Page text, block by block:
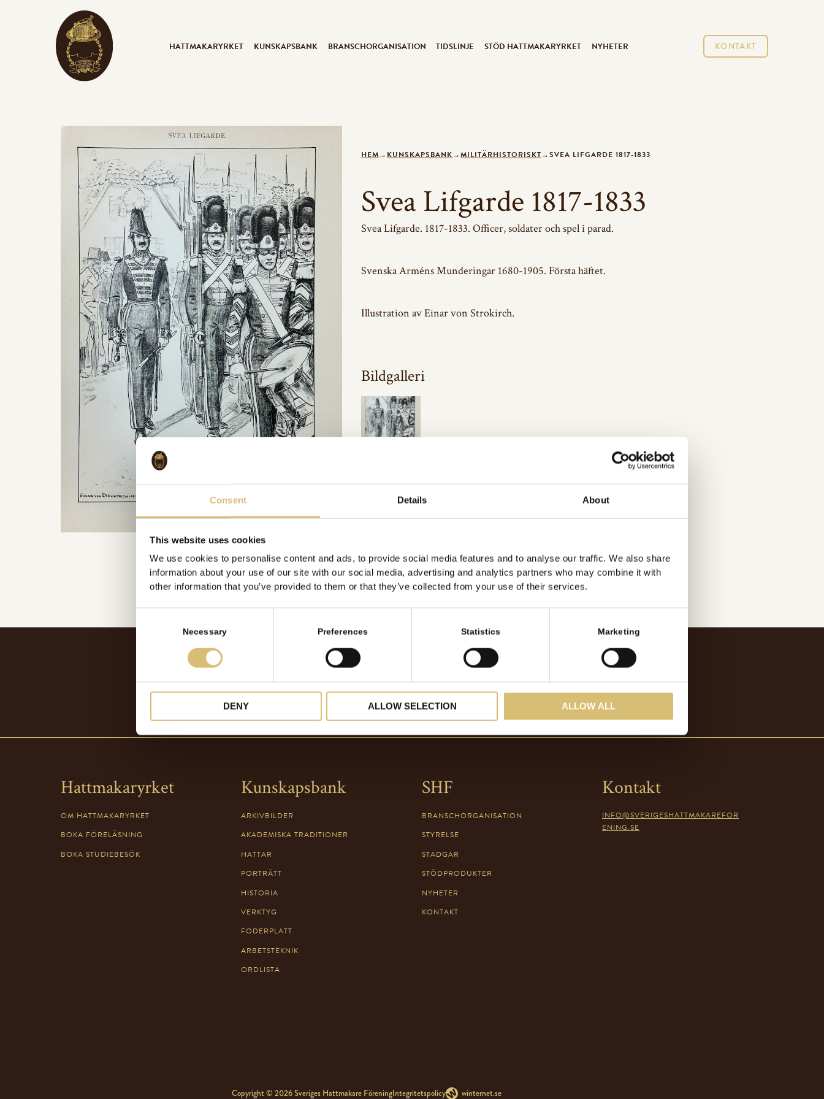
Consent Details About
This website uses cookies
We use cookies to personalise content and ads, to provide social media features and to analyse our traffic. We also share
information about your use of our site with our social media, advertising and analytics partners who may combine it with
other information that you’ve provided to them or that they’ve collected from your use of their services.
o
e
t
o
n
Necessary Preferences Statistics Marketing
DENY ALLOW SELECTION ALLOW ALL
HATTMAKARYRKET KUNSKAPSBANK BRANSCHORGANISATION TIDSLINJE STÖD HATTMAKARYRKET NYHETER KONTAKT
HEM→ KUNSKAPSBANK→MILITÄRHISTORISKT→SVEA LIFGARDE 1817-1833
Svea Lifgarde 1817-1833
Svea Lifgarde. 1817-1833. Officer, soldater och spel i parad.
Svenska Arméns Munderingar 1680-1905. Första häftet.
Illustration av Einar von Strokirch.
Bildgalleri
https://sverigeshattmakareforening.se/kunskapsbank/svea-lifgarde-1817-1833-3/
Hattmakaryrket
OM HATTMAKARYRKET
BOKA FÖRELÄSNING
BOKA STUDIEBESÖK
Kunskapsbank
ARKIVBILDER
AKADEMISKA TRADITIONER
HATTAR
PORTRÄTT
HISTORIA
VERKTYG
FODERPLATT
ARBETSTEKNIK
ORDLISTA
SHF
BRANSCHORGANISATION
STYRELSE
STADGAR
STÖDPRODUKTER
NYHETER
KONTAKT
Kontakt
INFO@SVERIGESHATTMAKAREFOR
ENING.SE
Copyright © 2026 Sveriges Hattmakare FöreningIntegritetspolicy winternet.se